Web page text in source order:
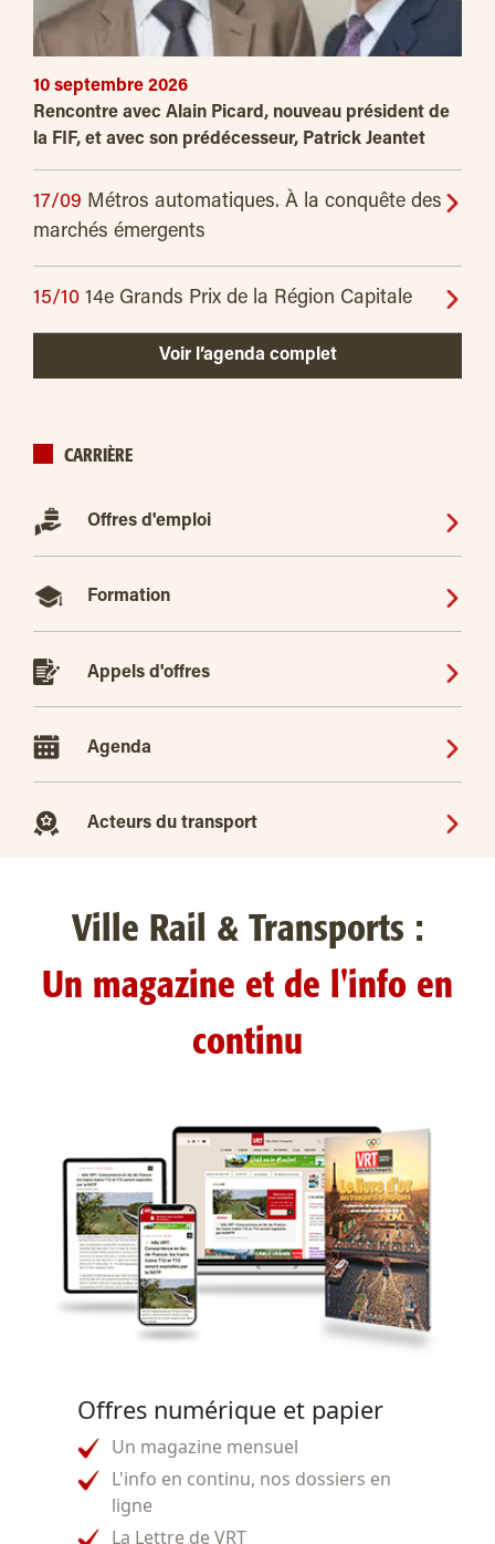
10 septembre 2026
Rencontre avec Alain Picard, nouveau président de
la FIF, et avec son prédécesseur, Patrick Jeantet
17/09 Métros automatiques. À la conquête des
marchés émergents
15/10 14e Grands Prix de la Région Capitale
Voir l’agenda complet
CARRIÈRE
Offres d'emploi
Formation
Appels d'offres
Agenda
Acteurs du transport
Ville Rail & Transports :
Un magazine et de l'info en
continu
Offres numérique et papier
Un magazine mensuel
L'info en continu, nos dossiers en
ligne
La Lettre de VRT